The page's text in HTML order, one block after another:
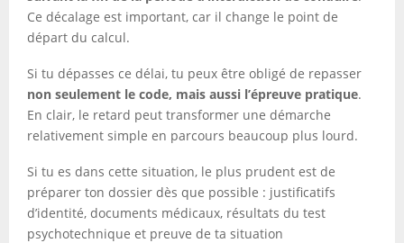
Ce décalage est important, car il change le point de
départ du calcul.
Si tu dépasses ce délai, tu peux être obligé de repasser
non seulement le code, mais aussi l’épreuve pratique.
En clair, le retard peut transformer une démarche
relativement simple en parcours beaucoup plus lourd.
Si tu es dans cette situation, le plus prudent est de
préparer ton dossier dès que possible : justificatifs
d’identité, documents médicaux, résultats du test
psychotechnique et preuve de ta situation